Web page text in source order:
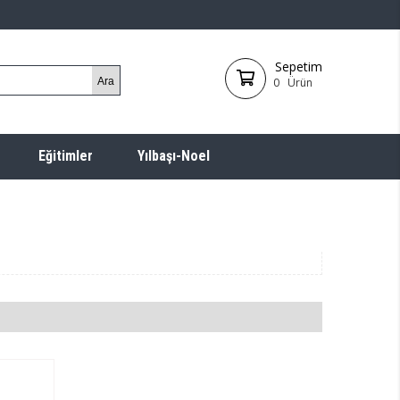
Sepetim
0 Ürün
Eğitimler Yılbaşı-Noel